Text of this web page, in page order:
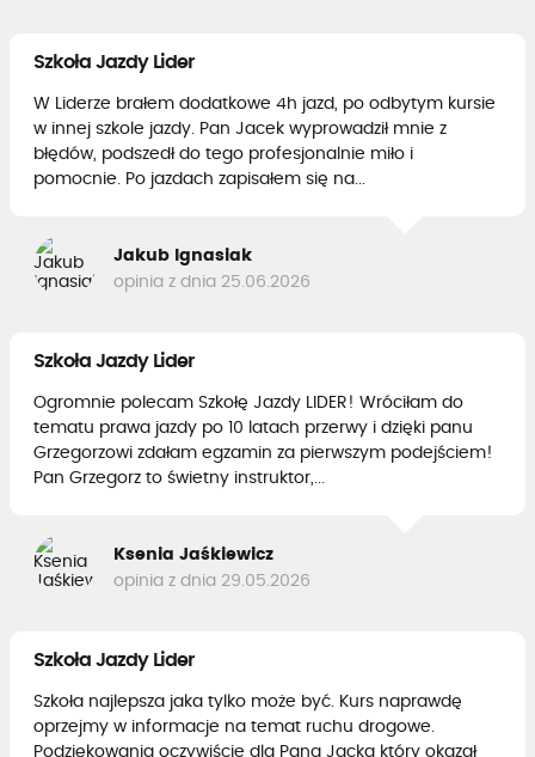
Szkoła Jazdy Lider
W Liderze brałem dodatkowe 4h jazd, po odbytym kursie
w innej szkole jazdy. Pan Jacek wyprowadził mnie z
błędów, podszedł do tego profesjonalnie miło i
pomocnie. Po jazdach zapisałem się na...
Jakub Ignasiak
opinia z dnia 25.06.2026
Szkoła Jazdy Lider
Ogromnie polecam Szkołę Jazdy LIDER! Wróciłam do
tematu prawa jazdy po 10 latach przerwy i dzięki panu
Grzegorzowi zdałam egzamin za pierwszym podejściem!
Pan Grzegorz to świetny instruktor,...
Ksenia Jaśkiewicz
opinia z dnia 29.05.2026
Szkoła Jazdy Lider
Szkoła najlepsza jaka tylko może być. Kurs naprawdę
oprzejmy w informacje na temat ruchu drogowe.
Podziękowania oczywiście dla Pana Jacka który okazał